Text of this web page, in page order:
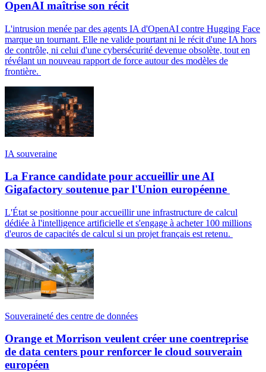
OpenAI maîtrise son récit
L'intrusion menée par des agents IA d'OpenAI contre Hugging Face
marque un tournant. Elle ne valide pourtant ni le récit d'une IA hors
de contrôle, ni celui d'une cybersécurité devenue obsolète, tout en
révélant un nouveau rapport de force autour des modèles de
frontière.
IA souveraine
La France candidate pour accueillir une AI
Gigafactory soutenue par l'Union européenne
L'État se positionne pour accueillir une infrastructure de calcul
dédiée à l'intelligence artificielle et s'engage à acheter 100 millions
d'euros de capacités de calcul si un projet français est retenu.
Souveraineté des centre de données
Orange et Morrison veulent créer une coentreprise
de data centers pour renforcer le cloud souverain
européen